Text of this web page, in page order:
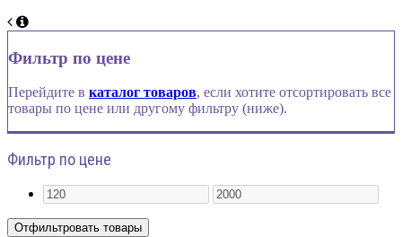
Фильтр по цене
Перейдите в каталог товаров, если хотите отсортировать все
товары по цене или другому фильтру (ниже).
Фильтр по цене